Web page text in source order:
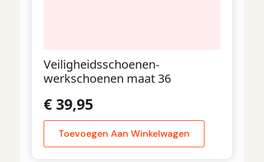
Veiligheidsschoenen-
werkschoenen maat 36
€ 39,95
Toevoegen Aan Winkelwagen